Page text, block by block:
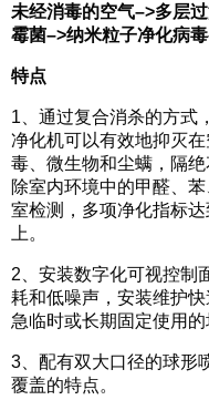
未经消毒的空气–>多层
霉菌–>纳米粒子净化病
特点
1、通过复合消杀的方式
净化机可以有效地抑灭
毒、微生物和尘螨，隔
除室内环境中的甲醛、
室检测，多项净化指标
上。
2、安装数字化可视控制
耗和低噪声，安装维护
急临时或长期固定使用的
3、配有双大口径的球形
覆盖的特点。